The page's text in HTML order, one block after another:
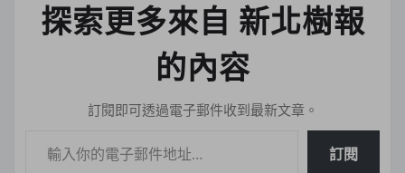
探索更多來自 新北樹報
的內容
訂閱即可透過電子郵件收到最新文章。
訂閱